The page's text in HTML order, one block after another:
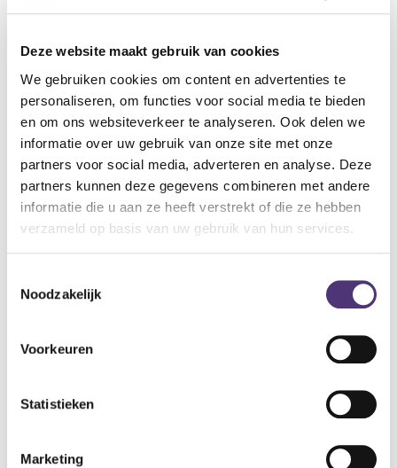
Deze website maakt gebruik van cookies
We gebruiken cookies om content en advertenties te
personaliseren, om functies voor social media te bieden
en om ons websiteverkeer te analyseren. Ook delen we
informatie over uw gebruik van onze site met onze
partners voor social media, adverteren en analyse. Deze
partners kunnen deze gegevens combineren met andere
informatie die u aan ze heeft verstrekt of die ze hebben
verzameld op basis van uw gebruik van hun services.
Noodzakelijk
Voorkeuren
Statistieken
Marketing
Om de huid gezond en soepel te houden, heeft ze een
Neoderm badolie is aangewezen om het natuurlijk
vochtverlies te beperken. Neoderm badolie laat een
verzachtende film achter zodat de huid langdurig soepel
aanvoelt.
Voor een optimale hydraterende werking Neoderm badolie
pas toevoegen na een paar minuten baden. Zich na het bad
zachtjes droogdeppen.
Specificaties:
Algemene voorwaarden